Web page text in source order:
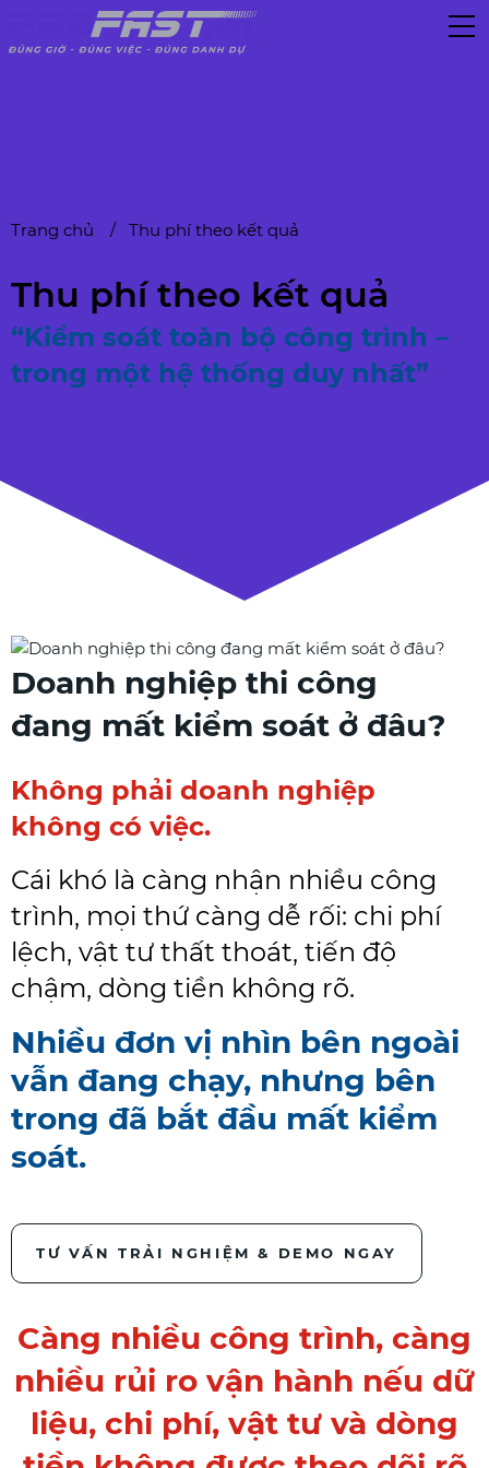
Trang chủ Thu phí theo kết quả
Thu phí theo kết quả
“Kiểm soát toàn bộ công trình –
trong một hệ thống duy nhất”
Doanh nghiệp thi công
đang mất kiểm soát ở đâu?
Không phải doanh nghiệp
không có việc.
Cái khó là càng nhận nhiều công
trình, mọi thứ càng dễ rối: chi phí
lệch, vật tư thất thoát, tiến độ
chậm, dòng tiền không rõ.
Nhiều đơn vị nhìn bên ngoài
vẫn đang chạy, nhưng bên
trong đã bắt đầu mất kiểm
soát.
TƯ VẤN TRẢI NGHIỆM & DEMO NGAY
Càng nhiều công trình, càng
nhiều rủi ro vận hành nếu dữ
liệu, chi phí, vật tư và dòng